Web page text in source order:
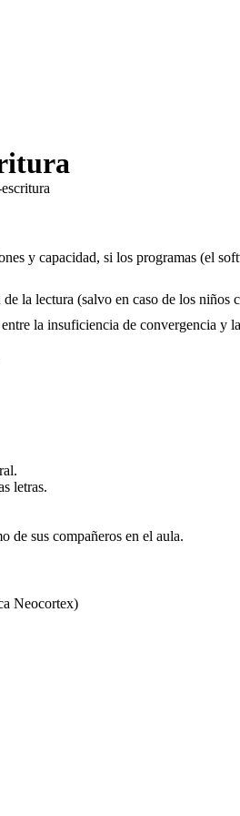
y capacidad, si los programas (el
la lectura (salvo en caso de los niños
la insuficiencia de convergencia y
letras.
de sus compañeros en el aula.
Neocortex)